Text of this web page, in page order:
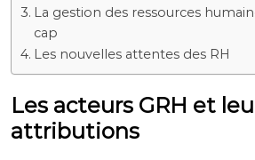
La gestion des ressources
cap
Les nouvelles attentes des RH
Les acteurs GRH et
attributions